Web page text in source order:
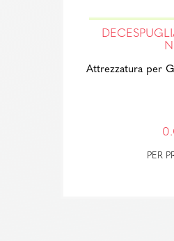
Attrezzatura per
PER